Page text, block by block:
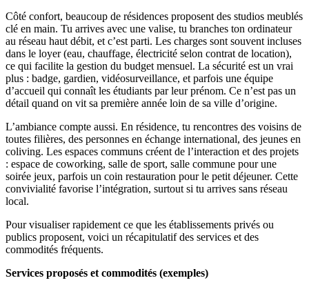
Côté confort, beaucoup de résidences proposent des studios meublés
clé en main. Tu arrives avec une valise, tu branches ton ordinateur
au réseau haut débit, et c’est parti. Les charges sont souvent incluses
dans le loyer (eau, chauffage, électricité selon contrat de location),
ce qui facilite la gestion du budget mensuel. La sécurité est un vrai
plus : badge, gardien, vidéosurveillance, et parfois une équipe
d’accueil qui connaît les étudiants par leur prénom. Ce n’est pas un
détail quand on vit sa première année loin de sa ville d’origine.
L’ambiance compte aussi. En résidence, tu rencontres des voisins de
toutes filières, des personnes en échange international, des jeunes en
coliving. Les espaces communs créent de l’interaction et des projets
: espace de coworking, salle de sport, salle commune pour une
soirée jeux, parfois un coin restauration pour le petit déjeuner. Cette
convivialité favorise l’intégration, surtout si tu arrives sans réseau
local.
Pour visualiser rapidement ce que les établissements privés ou
publics proposent, voici un récapitulatif des services et des
commodités fréquents.
Services proposés et commodités (exemples)